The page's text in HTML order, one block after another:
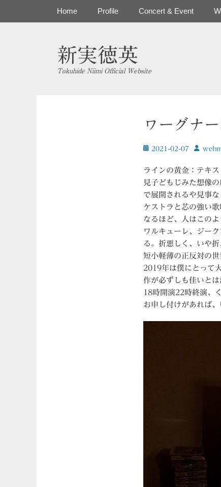
新実徳英
Tokuhide Niimi Official Website
メインメニュー
Home Profile Concert & Event
ワーグナ
投
日
2021-02-07
投
者
ｗ
ラインの黄金：テキ
見子どもじみた想像
で展開されるや見事
ケストラと芯の強い
なるほど、人はこの
ワルキューレ、ジー
る。折悪しく、いや
短小軽薄の正反対の
2019年は僕にとって
作が必ずしも佳いと
18時開演22時終演、
お申し付けがあれば